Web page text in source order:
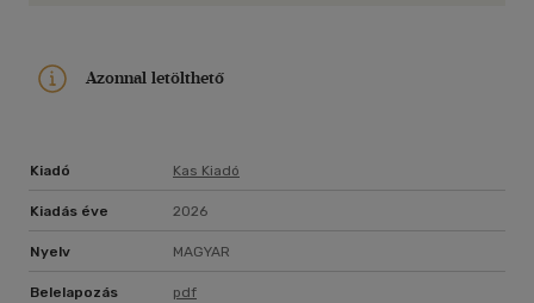
Azonnal letölthető
Kiadó Kas Kiadó
Kiadás éve 2026
Nyelv MAGYAR
Belelapozás pdf